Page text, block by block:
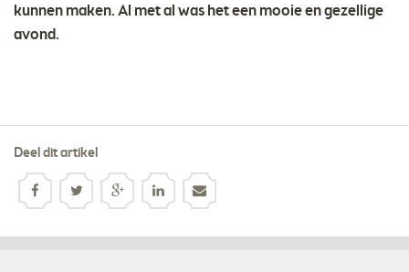
kunnen maken. Al met al was het een mooie en gezellige
avond.
Deel dit artikel